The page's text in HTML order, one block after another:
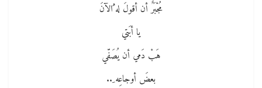
مُجْبَرٌ أن أقولَ له ُالآنَ
يا أبَتي
هَبْ دَمي أن يُصَفّي
بعضَ أوجاعِه ِ..